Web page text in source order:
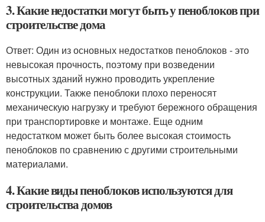
3. Какие недостатки могут быть у пеноблоков при
строительстве дома
Ответ: Один из основных недостатков пеноблоков - это
невысокая прочность, поэтому при возведении
высотных зданий нужно проводить укрепление
конструкции. Также пеноблоки плохо переносят
механическую нагрузку и требуют бережного обращения
при транспортировке и монтаже. Еще одним
недостатком может быть более высокая стоимость
пеноблоков по сравнению с другими строительными
материалами.
4. Какие виды пеноблоков используются для
строительства домов